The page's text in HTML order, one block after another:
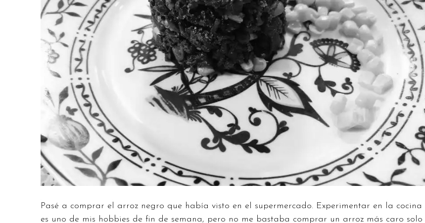
Pasé a comprar el arroz negro que había visto en el supermercado. Experimentar en la cocina
es uno de mis hobbies de fin de semana, pero no me bastaba comprar un arroz más caro solo